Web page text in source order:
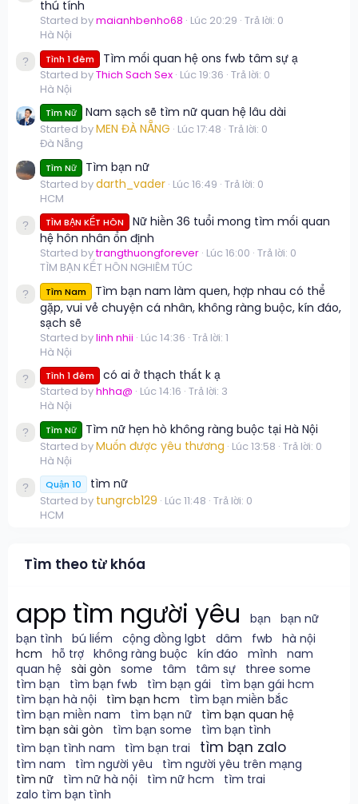
thú tính
Started bymaianhbenho68 Lúc 20:29 Trả lời: 0
Hà Nội
Tình 1 đêm Tìm mối quan hệ ons fwb tâm sự ạ
Started byThich Sach Sex Lúc 19:36 Trả lời: 0
Hà Nội
Tìm Nữ Nam sạch sẽ tìm nữ quan hệ lâu dài
Started byMEN ĐÀ NẴNG Lúc 17:48 Trả lời: 0
Đà Nẵng
Tìm Nữ Tìm bạn nữ
Started bydarth_vader Lúc 16:49 Trả lời: 0
HCM
TÌM BẠN KẾT HÔN
Nữ hiền 36 tuổi mong tìm mối quan
hệ hôn nhân ổn định
Started bytrangthuongforever Lúc 16:00 Trả lời: 0
TÌM BẠN KẾT HÔN NGHIÊM TÚC
Tìm Nam
Tìm bạn nam làm quen, hợp nhau có thể
gặp, vui vẻ chuyện cá nhân, không ràng buộc, kín đáo,
sạch sẽ
Started bylinh nhii Lúc 14:36 Trả lời: 1
Hà Nội
Tình 1 đêm có ai ở thạch thất k ạ
Started byhhha@ Lúc 14:16 Trả lời: 3
Hà Nội
Tìm Nữ Tìm nữ hẹn hò không ràng buộc tại Hà Nội
Started byMuốn được yêu thương Lúc 13:58 Trả lời: 0
Hà Nội
Quận 10 tìm nữ
Started by tungrcb129 Lúc 11:48 Trả lời: 0
HCM
Tìm theo từ khóa
app tìm người yêu bạn
bạn nữ
bạn tình
bú liếm cộng đồng lgbt dâm fwb
hà nội
hcm
hỗ trợ không ràng buộc kín đáo mình
nam
quan hệ sài gòn some tâm tâm sự
three some
tìm bạn
tìm bạn fwb tìm bạn gái
tìm bạn gái hcm
tìm bạn hà nội
tìm bạn hcm
tìm bạn miền bắc
tìm bạn miền nam
tìm bạn nữ
tìm bạn quan hệ
tìm bạn sài gòn
tìm bạn some
tìm bạn tình
tìm bạn tình nam
tìm bạn trai tìm bạn zalo
tìm nam tìm người yêu
tìm người yêu trên mạng
tìm nữ
tìm nữ hà nội tìm nữ hcm
tìm trai
zalo tìm bạn tình